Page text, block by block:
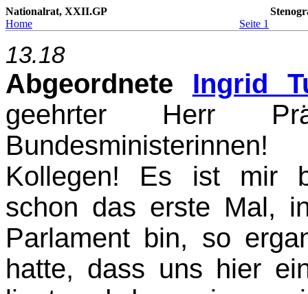
Nationalrat, XXII.GP
Home
Seite 1
13.18
Abgeordnete Ingrid
geehrter Herr
Kollegen! Es ist mir
schon das erste Mal,
Parlament bin, so
hatte, dass uns hier